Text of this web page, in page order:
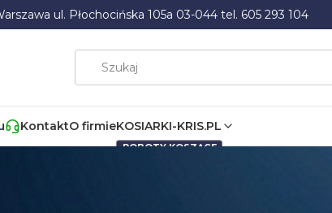
ul. Płochocińska 105a 03-044 tel. 605 293 104
KontaktO firmieKOSIARKI-KRIS.PL
ROBOTY KOSZĄCE